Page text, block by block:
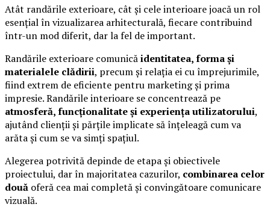
Atât randările exterioare, cât și cele interioare joacă un rol
esențial în vizualizarea arhitecturală, fiecare contribuind
într-un mod diferit, dar la fel de important.
Randările exterioare comunicăidentitatea, forma și
materialele clădirii, precum și relația ei cu împrejurimile,
fiind extrem de eficiente pentru marketing și prima
impresie. Randările interioare se concentrează pe
atmosferă, funcționalitate și experiența utilizatorului,
ajutând clienții și părțile implicate să înțeleagă cum va
arăta și cum se va simți spațiul.
Alegerea potrivită depinde de etapa și obiectivele
proiectului, dar în majoritatea cazurilor, combinarea celor
două oferă cea mai completă și convingătoare comunicare
vizuală.